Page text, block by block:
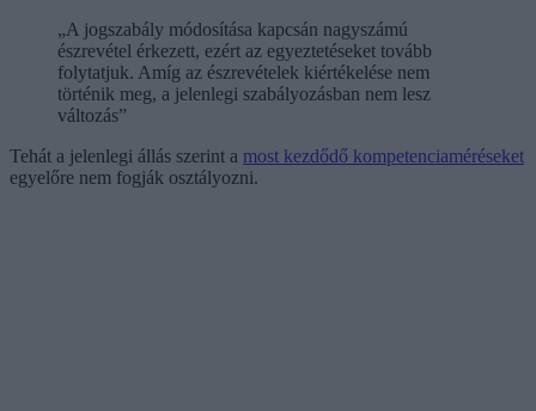
„A jogszabály módosítása kapcsán nagyszámú
észrevétel érkezett, ezért az egyeztetéseket tovább
folytatjuk. Amíg az észrevételek kiértékelése nem
történik meg, a jelenlegi szabályozásban nem lesz
változás”
Tehát a jelenlegi állás szerint a most kezdődő kompetenciaméréseket
egyelőre nem fogják osztályozni.